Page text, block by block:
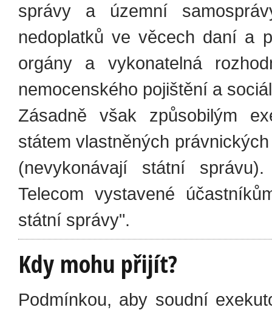
správy a územní
nedoplatků ve věcech daní a
orgány a vykonatelná
nemocenského pojištění a
Zásadně však způsobilým
státem vlastněných
(nevykonávají státní
Telecom vystavené
státní správy".
Kdy mohu přijít?
Podmínkou, aby soudní